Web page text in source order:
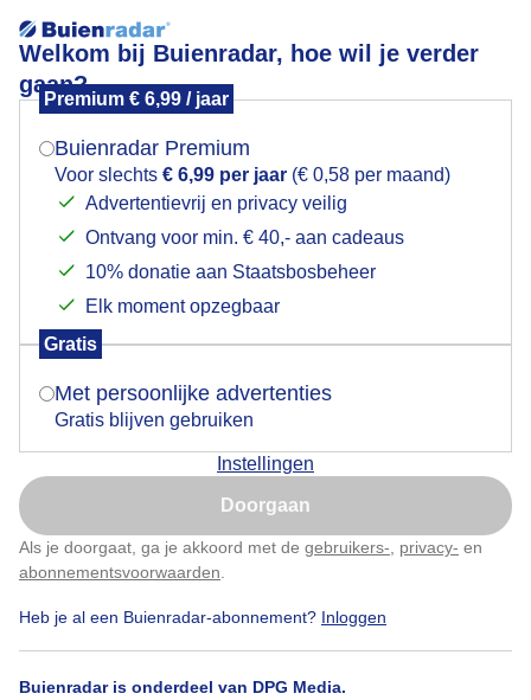
Welkom bij Buienradar, hoe wil je verder
gaan?
Premium € 6,99 / jaar
Buienradar Premium
Voor slechts € 6,99 per jaar (€ 0,58 per maand)
Advertentievrij en privacy veilig
Ontvang voor min. € 40,- aan cadeaus
10% donatie aan Staatsbosbeheer
Elk moment opzegbaar
Gratis
Met persoonlijke advertenties
Gratis blijven gebruiken
Instellingen
Doorgaan
Als je doorgaat, ga je akkoord met de gebruikers- privacy- en
abonnementsvoorwaarden
Heb je al een Buienradar-abonnement? Inloggen
Buienradar is onderdeel van DPG Media.
Na gisteren de hele dag regen vandaag een prachtige
dag in het zwarte woud.
Na gisteren de hele dag regen vandaag een prachtige
dag in het zwarte woud.
Mogen we je locatie gebruiken voor het
Indien je hier nog geen akkoord op hebt gegeven,
verschijnt er zo een pop-up uit je browser waarin
Is goed, toon de popup
Nu niet, misschien later
Klik hierom dit aan te passen